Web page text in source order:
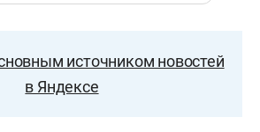
источником новостей
в Яндексе